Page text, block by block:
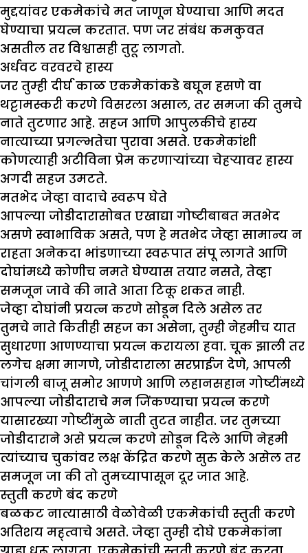
मुद्दयांवर एकमेकांचे मत जाणून घेण्याचा आणि मदत
घेण्याचा प्रयत्न करतात. पण जर संबंध कमकुवत
असतील तर विश्वासही तुटू लागतो.
अर्धवट वरवरचे हास्य
जर तुम्ही दीर्घ काळ एकमेकांकडे बघून हसणे वा
थट्टामस्करी करणे विसरला असाल, तर समजा की तुमचे
नाते तुटणार आहे. सहज आणि आपुलकीचे हास्य
नात्याच्या प्रगल्भतेचा पुरावा असते. एकमेकांशी
कोणत्याही अटीविना प्रेम करणाऱ्यांच्या चेहऱ्यावर हास्य
अगदी सहज उमटते.
मतभेद जेव्हा वादाचे स्वरूप घेते
आपल्या जोडीदारासोबत एखाद्या गोष्टीबाबत मतभेद
असणे स्वाभाविक असते, पण हे मतभेद जेव्हा सामान्य न
राहता अनेकदा भांडणाच्या स्वरूपात संपू लागते आणि
दोघांमध्ये कोणीच नमते घेण्यास तयार नसते, तेव्हा
समजून जावे की नाते आता टिकू शकत नाही.
जेव्हा दोघांनी प्रयत्न करणे सोडून दिले असेल तर
तुमचे नाते कितीही सहज का असेना, तुम्ही नेहमीच यात
सुधारणा आणण्याचा प्रयत्न करायला हवा. चूक झाली तर
लगेच क्षमा मागणे, जोडीदाराला सरप्राईज देणे, आपली
चांगली बाजू समोर आणणे आणि लहानसहान गोष्टींमध्ये
आपल्या जोडीदाराचे मन जिंकण्याचा प्रयत्न करणे
यासारख्या गोष्टींमुळे नाती तुटत नाहीत. जर तुमच्या
जोडीदाराने असे प्रयत्न करणे सोडून दिले आणि नेहमी
त्यांच्याच चुकांवर लक्ष केंद्रित करणे सुरु केले असेल तर
समजून जा की तो तुमच्यापासून दूर जात आहे.
स्तुती करणे बंद करणे
बळकट नात्यासाठी वेळोवेळी एकमेकांची स्तुती करणे
अतिशय मह्त्वाचे असते. जेव्हा तुम्ही दोघे एकमेकांना